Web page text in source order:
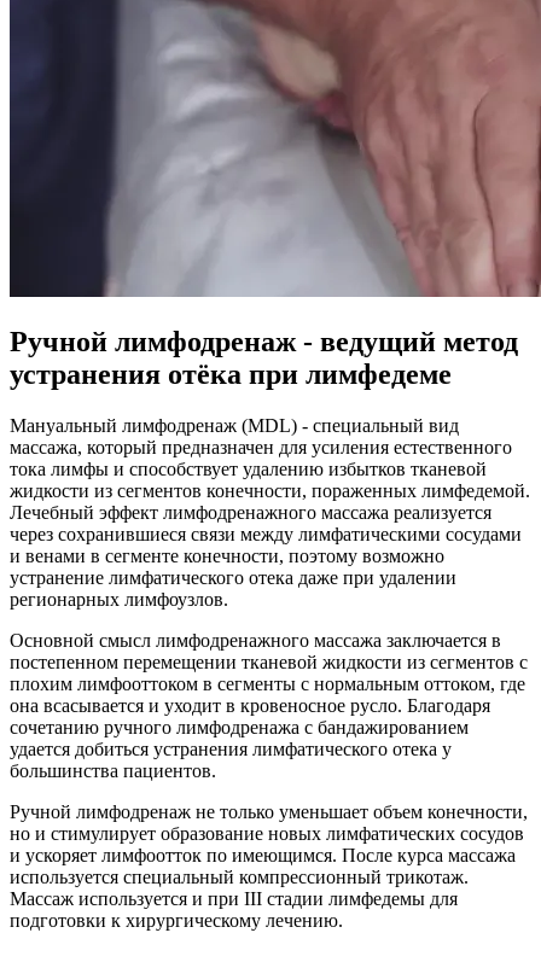
Ручной лимфодренаж - ведущий метод
устранения отёка при лимфедеме
Мануальный лимфодренаж (MDL) - специальный вид
массажа, который предназначен для усиления естественного
тока лимфы и способствует удалению избытков тканевой
жидкости из сегментов конечности, пораженных лимфедемой.
Лечебный эффект лимфодренажного массажа реализуется
через сохранившиеся связи между лимфатическими сосудами
и венами в сегменте конечности, поэтому возможно
устранение лимфатического отека даже при удалении
регионарных лимфоузлов.
Основной смысл лимфодренажного массажа заключается в
постепенном перемещении тканевой жидкости из сегментов с
плохим лимфооттоком в сегменты с нормальным оттоком, где
она всасывается и уходит в кровеносное русло. Благодаря
сочетанию ручного лимфодренажа с бандажированием
удается добиться устранения лимфатического отека у
большинства пациентов.
Ручной лимфодренаж не только уменьшает объем конечности,
но и стимулирует образование новых лимфатических сосудов
и ускоряет лимфоотток по имеющимся. После курса массажа
используется специальный компрессионный трикотаж.
Массаж используется и при III стадии лимфедемы для
подготовки к хирургическому лечению.